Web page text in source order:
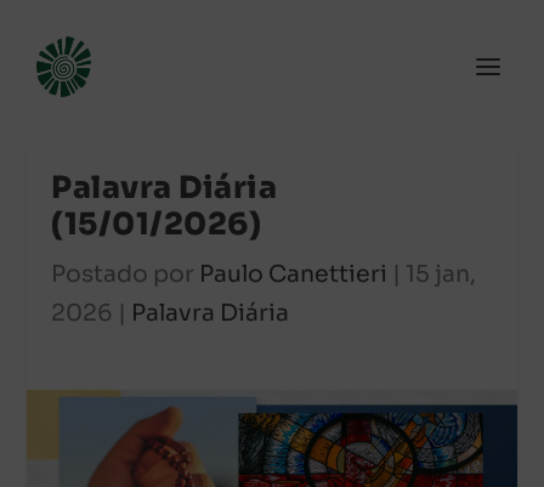
Palavra Diária
(15/01/2026)
Postado por Paulo Canettieri | 15 jan,
2026 | Palavra Diária